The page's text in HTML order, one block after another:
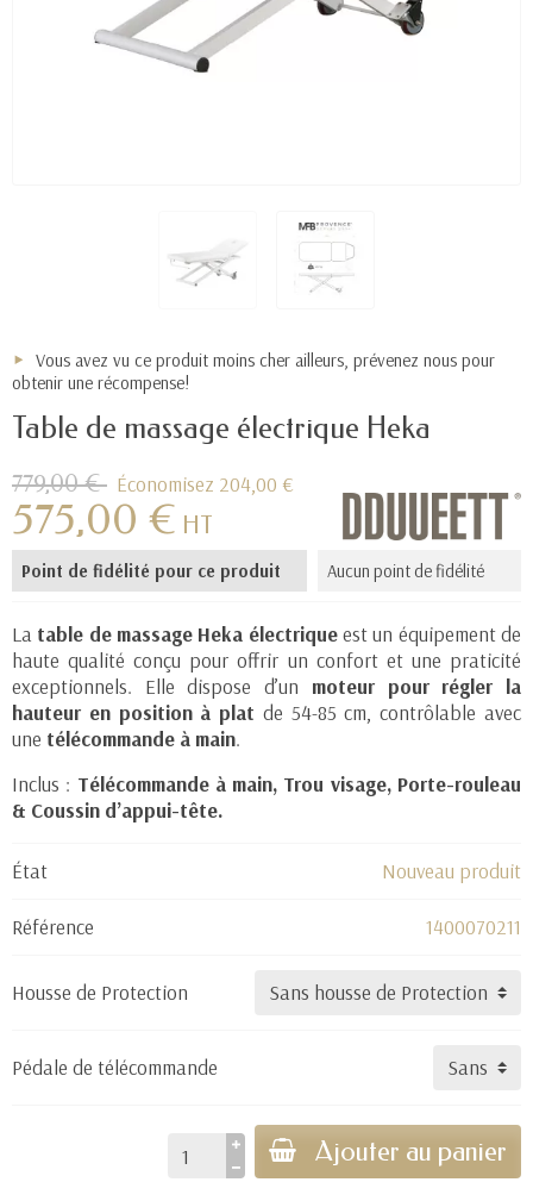
Vous avez vu ce produit moins cher ailleurs, prévenez nous pour
obtenir une récompense!
Table de massage électrique Heka
779,00 € Économisez 204,00 €
575,00 € HT
Point de fidélité pour ce produit Aucun point de fidélité
La table de massage Heka électriqueest un équipement de
haute qualité conçu pour offrir un confort et une praticité
exceptionnels. Elle dispose d’un moteur pour régler la
hauteur en position à plat de 54-85 cm, contrôlable avec
une télécommande à main.
Inclus : Télécommande à main, Trou visage, Porte-rouleau
& Coussin d’appui-tête.
État Nouveau produit
Référence 1400070211
Housse de Protection
Pédale de télécommande
Ajouter au panier